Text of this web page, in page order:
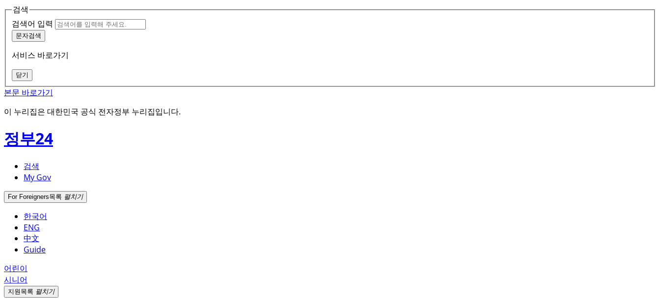
검색
검색어 입력
문자검색
서비스 바로가기
닫기
본문 바로가기
이 누리집은 대한민국 공식 전자정부 누리집입니다.
정부24
검색
My Gov
For Foreigners목록 펼치기
한국어
ENG
中文
Guide
어린이
시니어
지원 목록 펼치기